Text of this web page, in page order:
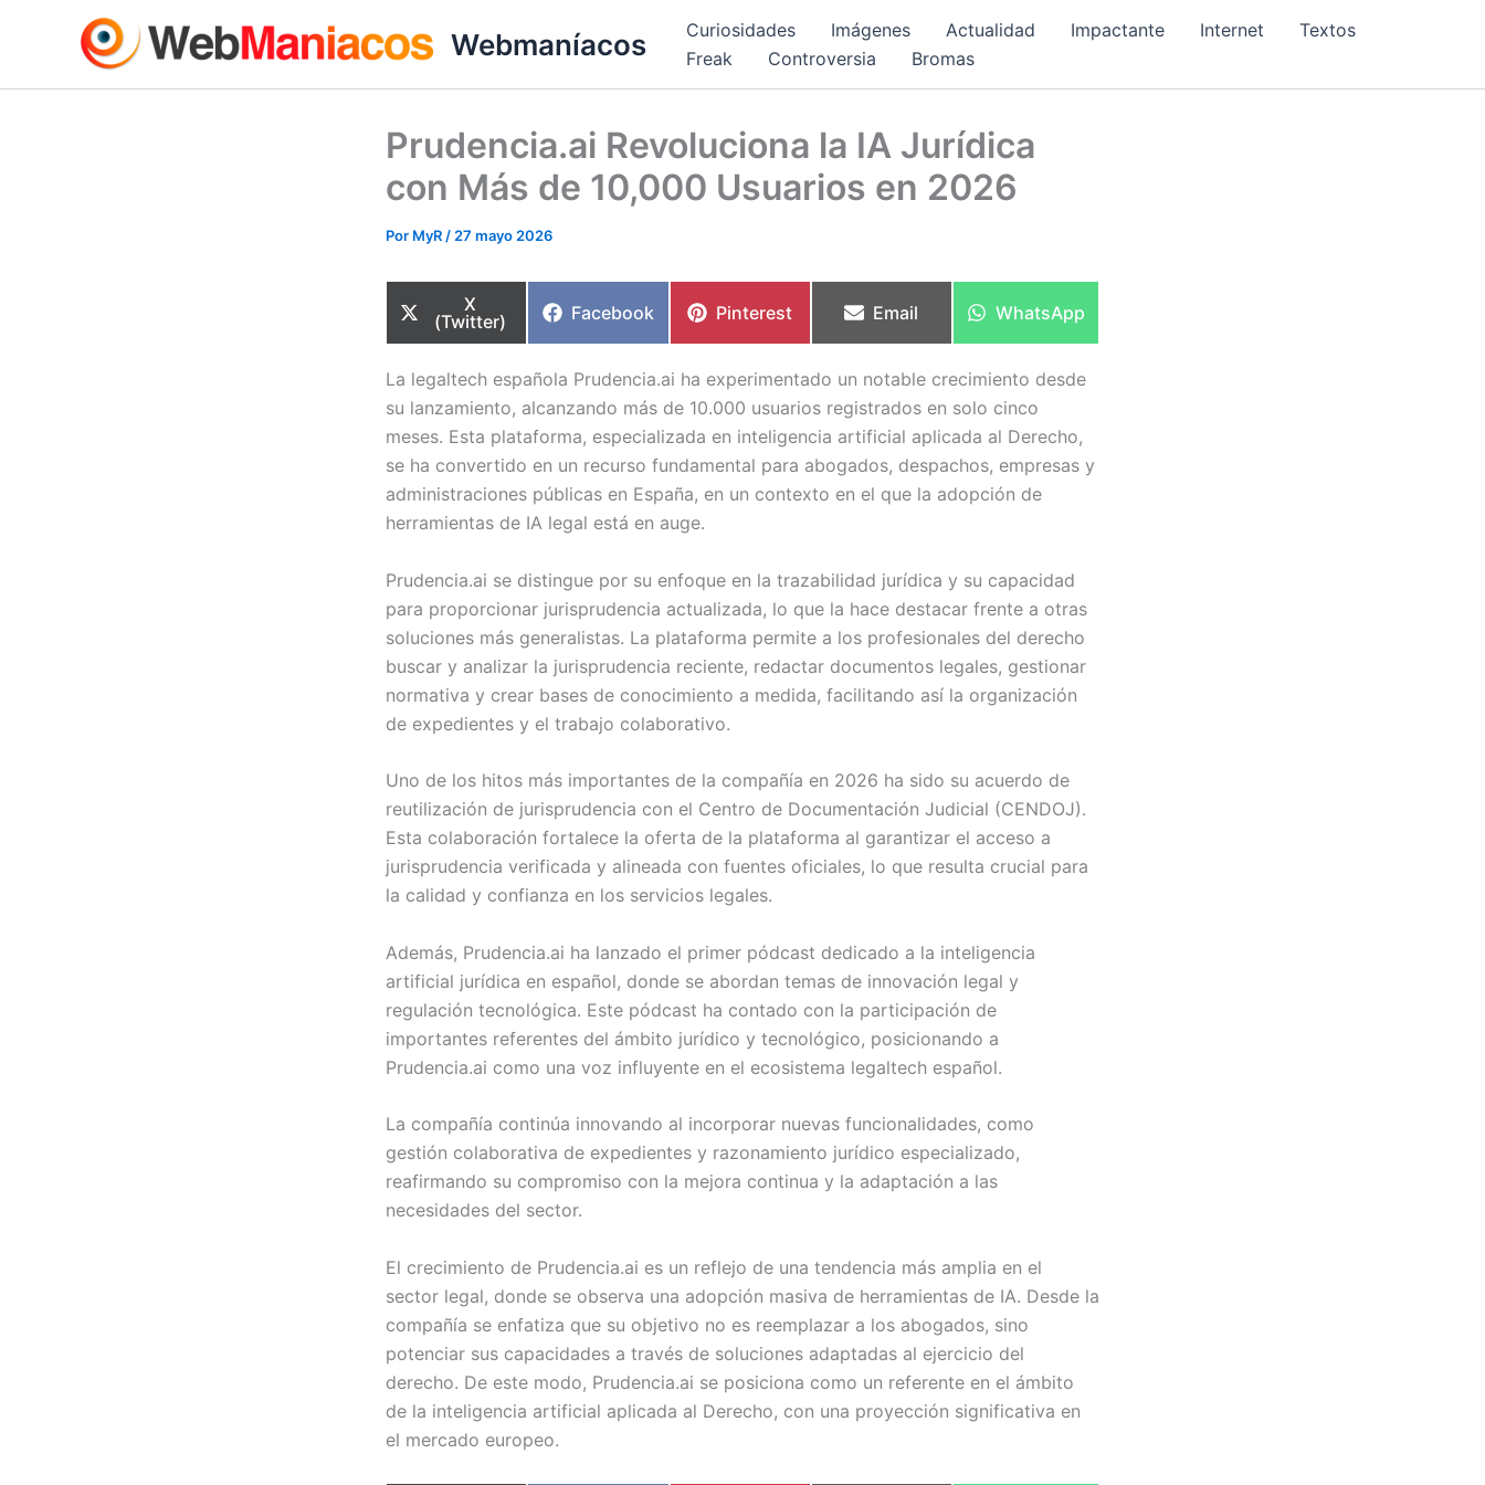
Webmaníacos Curiosidades Imágenes Actualidad Impactante Internet
Textos
Freak
Controversia Bromas
Prudencia.ai Revoluciona la IA Jurídica
con Más de 10,000 Usuarios en 2026
Por MyR / 27 mayo 2026
Compartir
en
X
(Twitter)
Compartir
Facebook
Compartir
Pinterest
Compartir
Email
Compartir
WhatsApp
La legaltech española Prudencia.ai ha experimentado un notable crecimiento desde
su lanzamiento, alcanzando más de 10.000 usuarios registrados en solo cinco
meses. Esta plataforma, especializada en inteligencia artificial aplicada al Derecho,
se ha convertido en un recurso fundamental para abogados, despachos, empresas y
administraciones públicas en España, en un contexto en el que la adopción de
herramientas de IA legal está en auge.
Prudencia.ai se distingue por su enfoque en la trazabilidad jurídica y su capacidad
para proporcionar jurisprudencia actualizada, lo que la hace destacar frente a otras
soluciones más generalistas. La plataforma permite a los profesionales del derecho
buscar y analizar la jurisprudencia reciente, redactar documentos legales, gestionar
normativa y crear bases de conocimiento a medida, facilitando así la organización
de expedientes y el trabajo colaborativo.
Uno de los hitos más importantes de la compañía en 2026 ha sido su acuerdo de
reutilización de jurisprudencia con el Centro de Documentación Judicial (CENDOJ).
Esta colaboración fortalece la oferta de la plataforma al garantizar el acceso a
jurisprudencia verificada y alineada con fuentes oficiales, lo que resulta crucial para
la calidad y confianza en los servicios legales.
Además, Prudencia.ai ha lanzado el primer pódcast dedicado a la inteligencia
artificial jurídica en español, donde se abordan temas de innovación legal y
regulación tecnológica. Este pódcast ha contado con la participación de
importantes referentes del ámbito jurídico y tecnológico, posicionando a
Prudencia.ai como una voz influyente en el ecosistema legaltech español.
La compañía continúa innovando al incorporar nuevas funcionalidades, como
gestión colaborativa de expedientes y razonamiento jurídico especializado,
reafirmando su compromiso con la mejora continua y la adaptación a las
necesidades del sector.
El crecimiento de Prudencia.ai es un reflejo de una tendencia más amplia en el
sector legal, donde se observa una adopción masiva de herramientas de IA. Desde la
compañía se enfatiza que su objetivo no es reemplazar a los abogados, sino
potenciar sus capacidades a través de soluciones adaptadas al ejercicio del
derecho. De este modo, Prudencia.ai se posiciona como un referente en el ámbito
de la inteligencia artificial aplicada al Derecho, con una proyección significativa en
el mercado europeo.